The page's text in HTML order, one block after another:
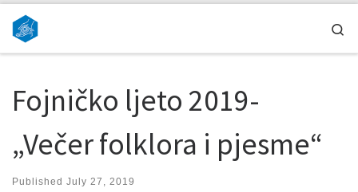
Skip to content
Fojničko ljeto 2019-
„Večer folklora i pjesme“
Published July 27, 2019